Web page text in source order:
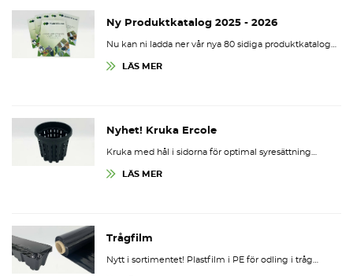
Ny Produktkatalog 2025 - 2026
Nu kan ni ladda ner vår nya 80 sidiga produktkatalog…
LÄS MER
Nyhet! Kruka Ercole
Kruka med hål i sidorna för optimal syresättning…
LÄS MER
Trågfilm
Nytt i sortimentet! Plastfilm i PE för odling i tråg…